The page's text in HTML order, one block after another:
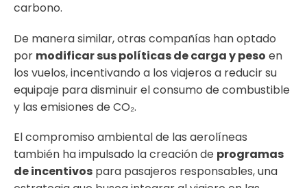
carbono.
De manera similar, otras compañías han optado
por modificar sus políticas de carga y peso en
los vuelos, incentivando a los viajeros a reducir su
equipaje para disminuir el consumo de combustible
y las emisiones de CO₂.
El compromiso ambiental de las aerolíneas
también ha impulsado la creación de programas
de incentivos para pasajeros responsables, una